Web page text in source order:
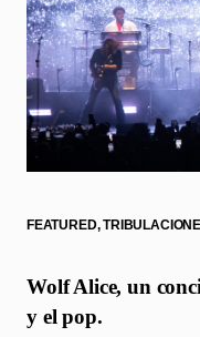
FEATURED,
Wolf Alice, un
y el pop.